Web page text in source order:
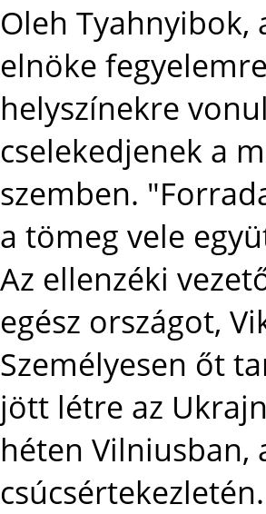
Oleh Tyahnyibok,
elnöke
helyszínekre
cselekedjenek a
szemben.
a tömeg vele
Az ellenzéki
egész országot,
Személyesen őt
jött létre az
héten
csúcsértekezletén.